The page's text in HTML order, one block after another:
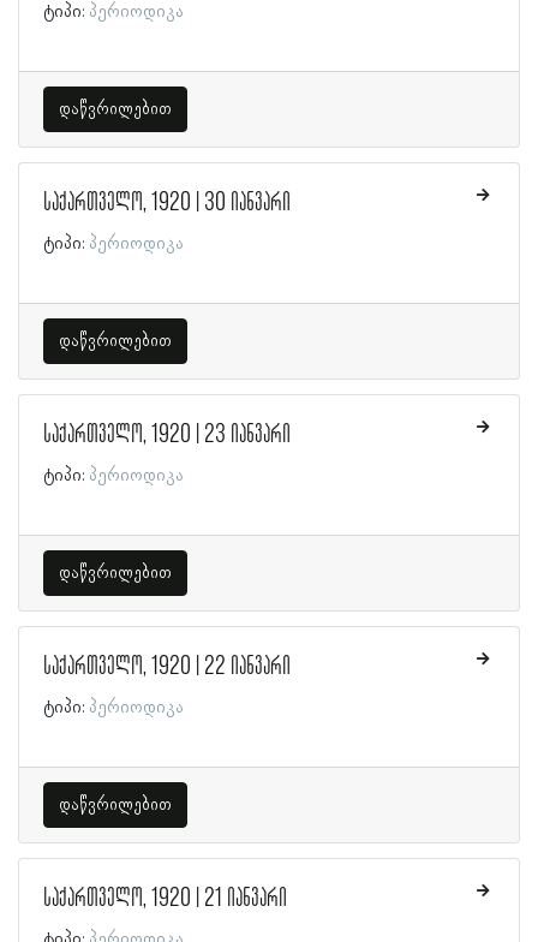
ტიპი: პერიოდიკა
დაწვრილებით
საქართველო, 1920 | 30 იანვარი
ტიპი: პერიოდიკა
დაწვრილებით
საქართველო, 1920 | 23 იანვარი
ტიპი: პერიოდიკა
დაწვრილებით
საქართველო, 1920 | 22 იანვარი
ტიპი: პერიოდიკა
დაწვრილებით
საქართველო, 1920 | 21 იანვარი